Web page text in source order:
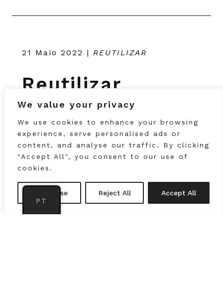
We value your privacy
We use cookies to enhance your browsing
experience, serve personalised ads or
content, and analyse our traffic. By clicking
"Accept All", you consent to our use of
cookies.
Customise Reject All Accept All
21 Maio 2022 | REUTILIZAR
Reutilizar
PT